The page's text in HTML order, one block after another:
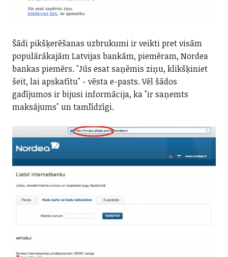
Šādi pikšķerēšanas uzbrukumi ir veikti pret visām
populārākajām Latvijas bankām, piemēram, Nordea
bankas piemērs. "Jūs esat saņēmis ziņu, klikšķiniet
šeit, lai apskatītu" - vēsta e-pasts. Vēl šādos
gadījumos ir bijusi informācija, ka "ir saņemts
maksājums" un tamlīdzīgi.